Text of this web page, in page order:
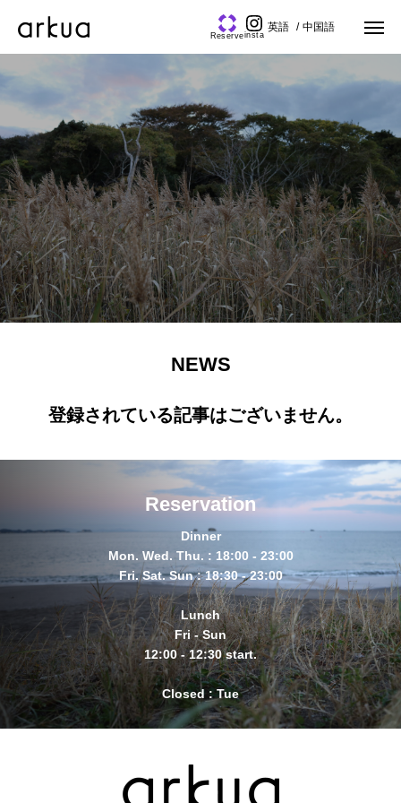
Reserveinsta
英語 中国語
NEWS
登録されている記事はございません。
Reservation
Dinner
Mon. Wed. Thu. : 18:00 - 23:00
Fri. Sat. Sun : 18:30 - 23:00
Lunch
Fri - Sun
12:00 - 12:30 start.
Closed : Tue